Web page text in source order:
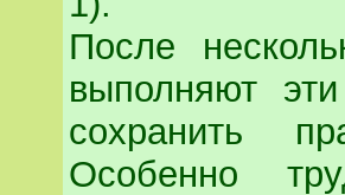
После
выполняют
сохранить
Особенно